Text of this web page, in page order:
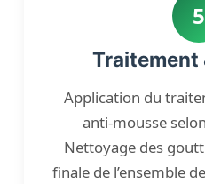
5
Traitement
Application du
anti-mousse
Nettoyage des
finale de l’ensemble